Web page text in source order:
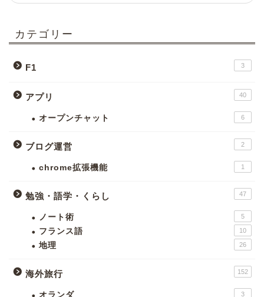
カテゴリー
F1 3
アプリ 40
オープンチャット 6
ブログ運営 2
chrome拡張機能 1
勉強・語学・くらし 47
ノート術 5
フランス語 10
地理 26
海外旅行 152
オランダ 3